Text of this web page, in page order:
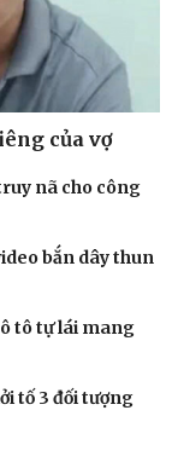
của vợ
nã cho công
bắn dây thun
tô tự lái mang
tố 3 đối tượng